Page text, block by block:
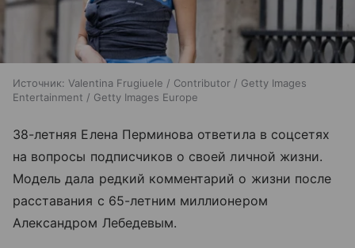
Источник: Valentina Frugiuele / Contributor / Getty Images
Entertainment / Getty Images Europe
38-летняя Елена Перминова ответила в соцсетях
на вопросы подписчиков о своей личной жизни.
Модель дала редкий комментарий о жизни после
расставания с 65-летним миллионером
Александром Лебедевым.